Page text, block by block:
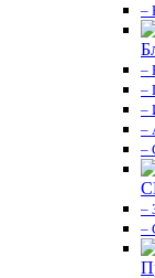
–
–
–
–
–
–
–
–